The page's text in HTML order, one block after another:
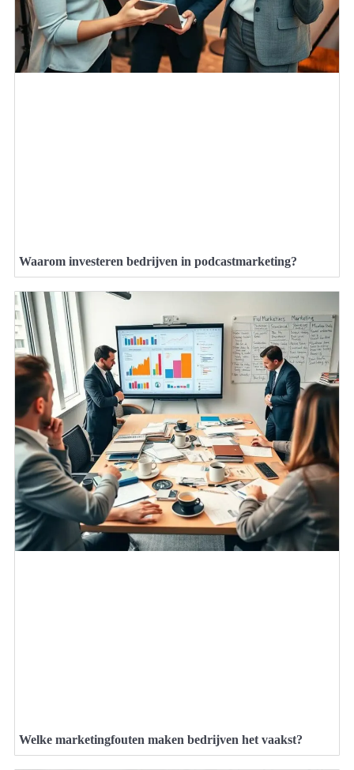
Waarom investeren bedrijven in podcastmarketing?
Welke marketingfouten maken bedrijven het vaakst?